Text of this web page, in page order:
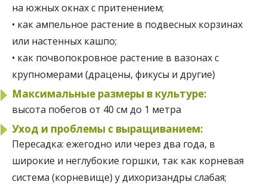
на южных окнах с притенением;
• как ампельное растение в подвесных корзинах
или настенных кашпо;
• как почвопокровное растение в вазонах с
крупномерами (драцены, фикусы и другие)
Максимальные размеры в культуре:
высота побегов от 40 см до 1 метра
Уход и проблемы с выращиванием:
Пересадка: ежегодно или через два года, в
широкие и неглубокие горшки, так как корневая
система (корневище) у дихоризандры слабая;